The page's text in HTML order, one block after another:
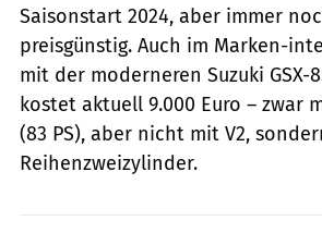
Saisonstart 2024, aber immer
preisgünstig. Auch im Marken-
mit der moderneren Suzuki GSX-
kostet aktuell 9.000 Euro – zwar
(83 PS), aber nicht mit V2,
Reihenzweizylinder.